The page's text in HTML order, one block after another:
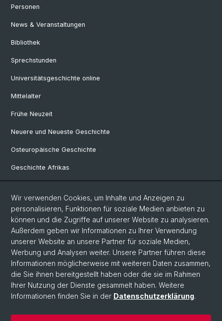
Personen
News & Veranstaltungen
Bibliothek
Sprechstunden
Universitätsgeschichte online
Mittelalter
Frühe Neuzeit
Neuere und Neueste Geschichte
Osteuropäische Geschichte
Geschichte Afrikas
Social Media
Linkedin
Bluesky
© Universität Basel
Philosophisch-Historische Fakultät
Home
Wir verwenden Cookies, um Inhalte und Anzeigen zu
personalisieren, Funktionen für soziale Medien anbieten zu
können und die Zugriffe auf unserer Website zu analysieren.
Außerdem geben wir Informationen zu Ihrer Verwendung
unserer Website an unsere Partner für soziale Medien,
Werbung und Analysen weiter. Unsere Partner führen diese
Informationen möglicherweise mit weiteren Daten zusammen,
die Sie ihnen bereitgestellt haben oder die sie im Rahmen
Ihrer Nutzung der Dienste gesammelt haben. Weitere
Informationen finden Sie in der Datenschutzerklärung.